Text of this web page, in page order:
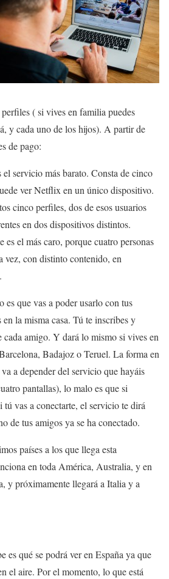
( si vives en familia puedes
y cada uno de los hijos). A partir de
de pago:
servicio más barato. Consta de cinco
ver Netflix en un único dispositivo.
cinco perfiles, dos de esos usuarios
en dos dispositivos distintos.
es el más caro, porque cuatro personas
vez, con distinto contenido, en
es que vas a poder usarlo con tus
la misma casa. Tú te inscribes y
cada amigo. Y dará lo mismo si vives en
Badajoz o Teruel. La forma en
a depender del servicio que hayáis
pantallas), lo malo es que si
tú vas a conectarte, el servicio te dirá
de tus amigos ya se ha conectado.
países a los que llega esta
en toda América, Australia, y en
y próximamente llegará a Italia y a
es qué se podrá ver en España ya que
el aire. Por el momento, lo que está